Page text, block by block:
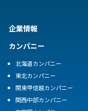
企業情報
カンパニー
北海道カンパニー
東北カンパニー
関東甲信越カンパニー
関西中部カンパニー